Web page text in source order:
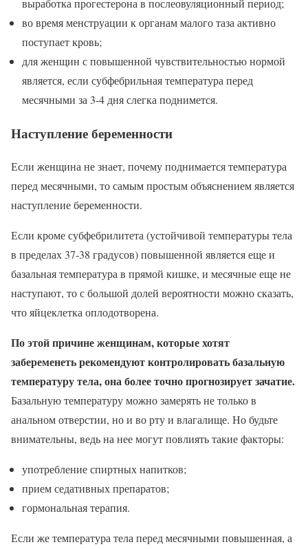
выработка прогестерона в послеовуляционный период;
во время менструации к органам малого таза активно
поступает кровь;
для женщин с повышенной чувствительностью нормой
является, если субфебрильная температура перед
месячными за 3-4 дня слегка поднимется.
Наступление беременности
Если женщина не знает, почему поднимается температура
перед месячными, то самым простым объяснением является
наступление беременности.
Если кроме субфебрилитета (устойчивой температуры тела
в пределах 37-38 градусов) повышенной является еще и
базальная температура в прямой кишке, и месячные еще не
наступают, то с большой долей вероятности можно сказать,
что яйцеклетка оплодотворена.
По этой причине женщинам, которые хотят
забеременеть рекомендуют контролировать базальную
температуру тела, она более точно прогнозирует зачатие.
Базальную температуру можно замерять не только в
анальном отверстии, но и во рту и влагалище. Но будьте
внимательны, ведь на нее могут повлиять такие факторы:
употребление спиртных напитков;
прием седативных препаратов;
гормональная терапия.
Если же температура тела перед месячными повышенная, а